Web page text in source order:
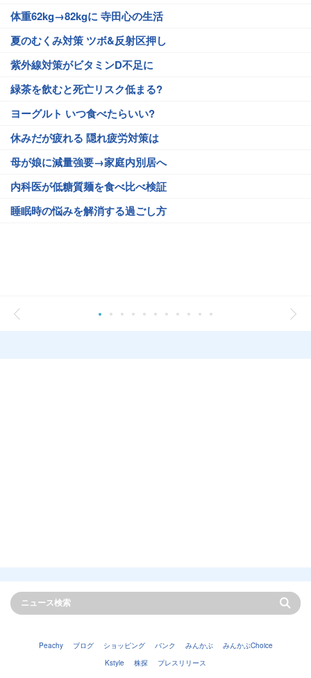
体重62kg→82kgに 寺田心の生活
夏のむくみ対策 ツボ&反射区押し
紫外線対策がビタミンD不足に
緑茶を飲むと死亡リスク低まる?
ヨーグルト いつ食べたらいい?
休みだが疲れる 隠れ疲労対策は
母が娘に減量強要→家庭内別居へ
内科医が低糖質麺を食べ比べ検証
睡眠時の悩みを解消する過ごし方
Peachy ブログ ショッピング バンク みんかぶ
みんかぶChoice
Kstyle
株探 プレスリリース